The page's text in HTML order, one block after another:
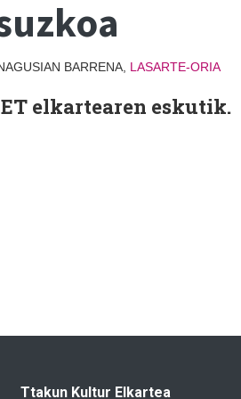
BARRENA, LASARTE-ORIA
elkartearen eskutik.
Ttakun Kultur Elkartea